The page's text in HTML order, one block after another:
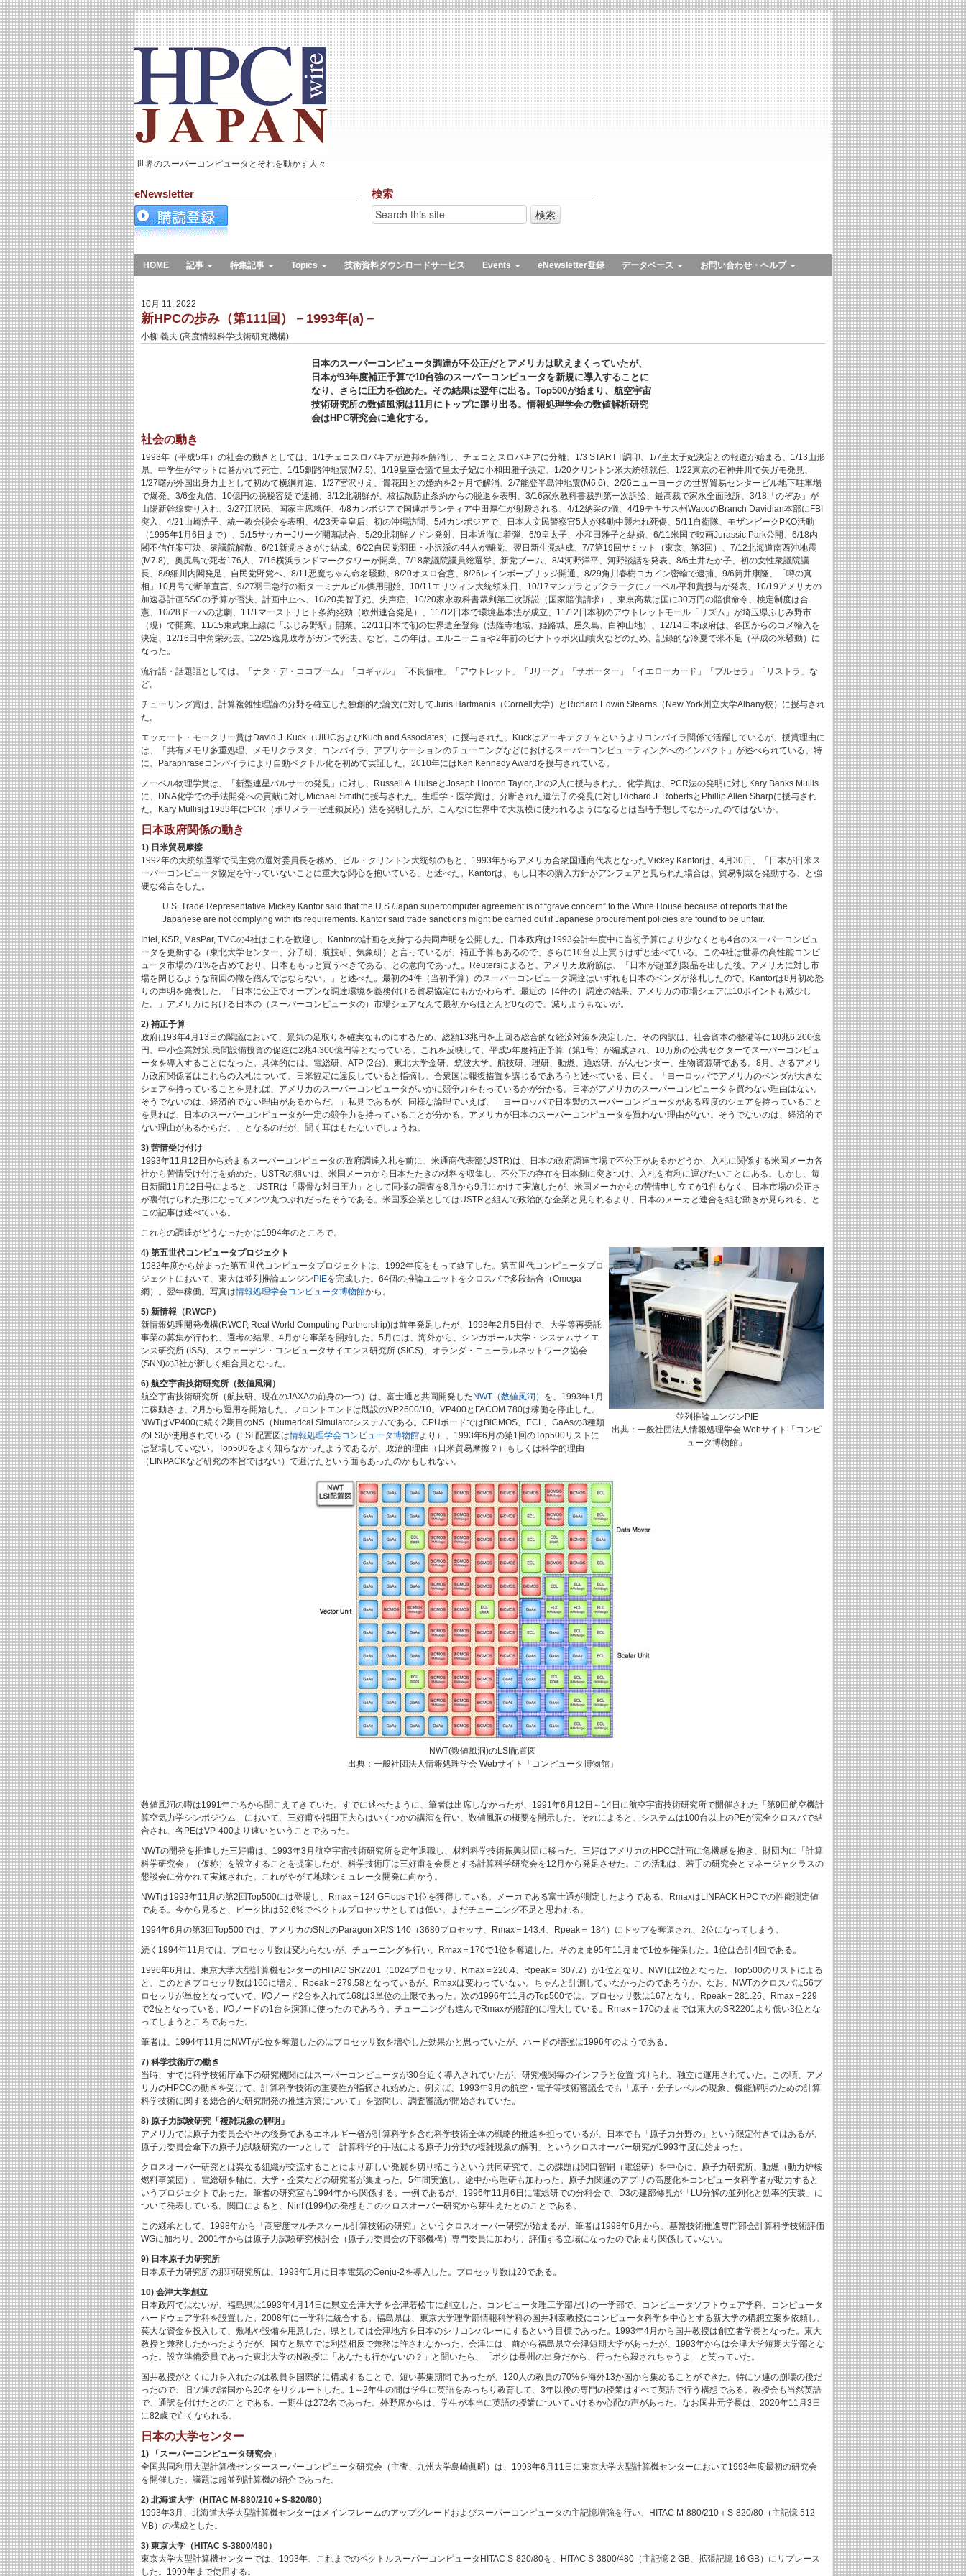
世界のスーパーコンピュータとそれを動かす人々
eNewsletter 検索
HOME 記事 特集記事 Topics 技術資料ダウンロードサービス Events eNewsletter登録 データベース お問い合わせ・ヘルプ
10月 11, 2022
新HPCの歩み（第111回）－1993年(a)－
小柳 義夫 (高度情報科学技術研究機構)
日本のスーパーコンピュータ調達が不公正だとアメリカは吠えまくっていたが、
日本が93年度補正予算で10台強のスーパーコンピュータを新規に導入することに
なり、さらに圧力を強めた。その結果は翌年に出る。Top500が始まり、航空宇宙
技術研究所の数値風洞は11月にトップに躍り出る。情報処理学会の数値解析研究
会はHPC研究会に進化する。
社会の動き
1993年（平成5年）の社会の動きとしては、1/1チェコスロバキアが連邦を解消し、チェコとスロバキアに分離、1/3 START II調印、1/7皇太子妃決定との報道が始まる、1/13山形
県、中学生がマットに巻かれて死亡、1/15釧路沖地震(M7.5)、1/19皇室会議で皇太子妃に小和田雅子決定、1/20クリントン米大統領就任、1/22東京の石神井川で矢ガモ発見、
1/27曙が外国出身力士として初めて横綱昇進、1/27宮沢りえ、貴花田との婚約を2ヶ月で解消、2/7能登半島沖地震(M6.6)、2/26ニューヨークの世界貿易センタービル地下駐車場
で爆発、3/6金丸信、10億円の脱税容疑で逮捕、3/12北朝鮮が、核拡散防止条約からの脱退を表明、3/16家永教科書裁判第一次訴訟、最高裁で家永全面敗訴、3/18「のぞみ」が
山陽新幹線乗り入れ、3/27江沢民、国家主席就任、4/8カンボジアで国連ボランティア中田厚仁が射殺される、4/12納采の儀、4/19テキサス州WacoのBranch Davidian本部にFBI
突入、4/21山崎浩子、統一教会脱会を表明、4/23天皇皇后、初の沖縄訪問、5/4カンポジアで、日本人文民警察官5人が移動中襲われ死傷、5/11自衛隊、モザンビークPKO活動
（1995年1月6日まで）、5/15サッカーJリーグ開幕試合、5/29北朝鮮ノドン発射、日本近海に着弾、6/9皇太子、小和田雅子と結婚、6/11米国で映画Jurassic Park公開、6/18内
閣不信任案可決、衆議院解散、6/21新党さきがけ結成、6/22自民党羽田・小沢派の44人が離党、翌日新生党結成、7/7第19回サミット（東京、第3回）、7/12北海道南西沖地震
(M7.8)、奥尻島で死者176人、7/16横浜ランドマークタワーが開業、7/18衆議院議員総選挙、新党ブーム、8/4河野洋平、河野談話を発表、8/6土井たか子、初の女性衆議院議
長、8/9細川内閣発足、自民党野党へ、8/11悪魔ちゃん命名騒動、8/20オスロ合意、8/26レインボーブリッジ開通、8/29角川春樹コカイン密輸で逮捕、9/6筒井康隆、「噂の真
相」10月号で断筆宣言、9/27羽田急行の新ターミナルビル供用開始、10/11エリツィン大統領来日、10/17マンデラとデクラークにノーベル平和賞授与が発表、10/19アメリカの
加速器計画SSCの予算が否決、計画中止へ、10/20美智子妃、失声症、10/20家永教科書裁判第三次訴訟（国家賠償請求）、東京高裁は国に30万円の賠償命令、検定制度は合
憲、10/28ドーハの悲劇、11/1マーストリヒト条約発効（欧州連合発足）、11/12日本で環境基本法が成立、11/12日本初のアウトレットモール「リズム」が埼玉県ふじみ野市
（現）で開業、11/15東武東上線に「ふじみ野駅」開業、12/11日本で初の世界遺産登録（法隆寺地域、姫路城、屋久島、白神山地）、12/14日本政府は、各国からのコメ輸入を
決定、12/16田中角栄死去、12/25逸見政孝がガンで死去、など。この年は、エルニーニョや2年前のピナトゥボ火山噴火などのため、記録的な冷夏で米不足（平成の米騒動）に
なった。
流行語・話題語としては、「ナタ・デ・ココブーム」「コギャル」「不良債権」「アウトレット」「Jリーグ」「サポーター」「イエローカード」「ブルセラ」「リストラ」な
ど。
チューリング賞は、計算複雑性理論の分野を確立した独創的な論文に対してJuris Hartmanis（Cornell大学）とRichard Edwin Stearns（New York州立大学Albany校）に授与され
た。
エッカート・モークリー賞はDavid J. Kuck（UIUCおよびKuch and Associates）に授与された。Kuckはアーキテクチャというよりコンパイラ関係で活躍しているが、授賞理由に
は、「共有メモリ多重処理、メモリクラスタ、コンパイラ、アプリケーションのチューニングなどにおけるスーパーコンピューティングへのインパクト」が述べられている。特
に、Paraphraseコンパイラにより自動ベクトル化を初めて実証した。2010年にはKen Kennedy Awardを授与されている。
ノーベル物理学賞は、「新型連星パルサーの発見」に対し、Russell A. HulseとJoseph Hooton Taylor, Jr.の2人に授与された。化学賞は、PCR法の発明に対しKary Banks Mullis
に、DNA化学での手法開発への貢献に対しMichael Smithに授与された。生理学・医学賞は、分断された遺伝子の発見に対しRichard J. RobertsとPhillip Allen Sharpに授与され
た。Kary Mullisは1983年にPCR（ポリメラーゼ連鎖反応）法を発明したが、こんなに世界中で大規模に使われるようになるとは当時予想してなかったのではないか。
日本政府関係の動き
1) 日米貿易摩擦
1992年の大統領選挙で民主党の選対委員長を務め、ビル・クリントン大統領のもと、1993年からアメリカ合衆国通商代表となったMickey Kantorは、4月30日、「日本が日米ス
ーパーコンピュータ協定を守っていないことに重大な関心を抱いている」と述べた。Kantorは、もし日本の購入方針がアンフェアと見られた場合は、貿易制裁を発動する、と強
硬な発言をした。
U.S. Trade Representative Mickey Kantor said that the U.S./Japan supercomputer agreement is of “grave concern” to the White House because of reports that the
Japanese are not complying with its requirements. Kantor said trade sanctions might be carried out if Japanese procurement policies are found to be unfair.
Intel, KSR, MasPar, TMCの4社はこれを歓迎し、Kantorの計画を支持する共同声明を公開した。日本政府は1993会計年度中に当初予算により少なくとも4台のスーパーコンピュ
ータを更新する（東北大学センター、分子研、航技研、気象研）と言っているが、補正予算もあるので、さらに10台以上買うはずと述べている。この4社は世界の高性能コンピ
ュータ市場の71%を占めており、日本ももっと買うべきである、との意向であった。Reutersによると、アメリカ政府筋は、「日本が超並列製品を出した後、アメリカに対し市
場を閉じるような前回の轍を踏んではならない。」と述べた。最初の4件（当初予算）のスーパーコンピュータ調達はいずれも日本のベンダが落札したので、Kantorは8月初め怒
りの声明を発表した。「日本に公正でオープンな調達環境を義務付ける貿易協定にもかかわらず、最近の［4件の］調達の結果、アメリカの市場シェアは10ポイントも減少し
た。」アメリカにおける日本の（スーパーコンピュータの）市場シェアなんて最初からほとんど0なので、減りようもないが。
2) 補正予算
政府は93年4月13日の閣議において、景気の足取りを確実なものにするため、総額13兆円を上回る総合的な経済対策を決定した。その内訳は、社会資本の整備等に10兆6,200億
円、中小企業対策,民間設備投資の促進に2兆4,300億円等となっている。これを反映して、平成5年度補正予算（第1号）が編成され、10カ所の公共セクターでスーパーコンピュ
ータを導入することになった。具体的には、電総研、ATP (2台)、東北大学金研、筑波大学、航技研、理研、動燃、通総研、がんセンター、生物資源研である。8月、さるアメリ
カ政府関係者はこれらの入札について、日米協定に違反していると指摘し、合衆国は報復措置を講じるであろうと述べている。曰く、「ヨーロッパでアメリカのベンダが大きな
シェアを持っていることを見れば、アメリカのスーパーコンピュータがいかに競争力をもっているかが分かる。日本がアメリカのスーパーコンピュータを買わない理由はない。
そうでないのは、経済的でない理由があるからだ。」私見であるが、同様な論理でいえば、「ヨーロッパで日本製のスーパーコンピュータがある程度のシェアを持っていること
を見れば、日本のスーパーコンピュータが一定の競争力を持っていることが分かる。アメリカが日本のスーパーコンピュータを買わない理由がない。そうでないのは、経済的で
ない理由があるからだ。」となるのだが、聞く耳はもたないでしょうね。
3) 苦情受け付け
1993年11月12日から始まるスーパーコンピュータの政府調達入札を前に、米通商代表部(USTR)は、日本の政府調達市場で不公正があるかどうか、入札に関係する米国メーカ各
社から苦情受け付けを始めた。USTRの狙いは、米国メーカから日本たたきの材料を収集し、不公正の存在を日本側に突きつけ、入札を有利に運びたいことにある。しかし、毎
日新聞11月12日号によると、USTRは「露骨な対日圧力」として同様の調査を8月から9月にかけて実施したが、米国メーカからの苦情申し立てが1件もなく、日本市場の公正さ
が裏付けられた形になってメンツ丸つぶれだったそうである。米国系企業としてはUSTRと組んで政治的な企業と見られるより、日本のメーカと連合を組む動きが見られる、と
この記事は述べている。
これらの調達がどうなったかは1994年のところで。
並列推論エンジンPIE
出典：一般社団法人情報処理学会 Webサイト「コンピ
ュータ博物館」
4) 第五世代コンピュータプロジェクト
1982年度から始まった第五世代コンピュータプロジェクトは、1992年度をもって終了した。第五世代コンピュータプロ
ジェクトにおいて、東大は並列推論エンジン PIEを完成した。64個の推論ユニットをクロスバで多段結合（Omega
網）。翌年稼働。写真は情報処理学会コンピュータ博物館から。
5) 新情報（RWCP）
新情報処理開発機構(RWCP, Real World Computing Partnership)は前年発足したが、1993年2月5日付で、大学等再委託
事業の募集が行われ、選考の結果、4月から事業を開始した。5月には、海外から、シンガポール大学・システムサイエ
ンス研究所 (ISS)、スウェーデン・コンピュータサイエンス研究所 (SICS)、オランダ・ニューラルネットワーク協会
(SNN)の3社が新しく組合員となった。
6) 航空宇宙技術研究所（数値風洞）
航空宇宙技術研究所（航技研、現在のJAXAの前身の一つ）は、富士通と共同開発した NWT（数値風洞） を、1993年1月
に稼動させ、2月から運用を開始した。フロントエンドは既設のVP2600/10。VP400とFACOM 780は稼働を停止した。
NWTはVP400に続く2期目のNS（Numerical Simulatorシステムである。CPUボードではBiCMOS、ECL、GaAsの3種類
のLSIが使用されている（LSI 配置図は情報処理学会コンピュータ博物館より）。1993年6月の第1回のTop500リストに
は登場していない。Top500をよく知らなかったようであるが、政治的理由（日米貿易摩擦？）もしくは科学的理由
（LINPACKなど研究の本旨ではない）で避けたという面もあったのかもしれない。
NWT(数値風洞)のLSI配置図
出典：一般社団法人情報処理学会 Webサイト「コンピュータ博物館」
数値風洞の噂は1991年ごろから聞こえてきていた。すでに述べたように、筆者は出席しなかったが、1991年6月12日～14日に航空宇宙技術研究所で開催された「第9回航空機計
算空気力学シンポジウム」において、三好甫や福田正大らはいくつかの講演を行い、数値風洞の概要を開示した。それによると、システムは100台以上のPEが完全クロスバで結
合され、各PEはVP-400より速いということであった。
NWTの開発を推進した三好甫は、1993年3月航空宇宙技術研究所を定年退職し、材料科学技術振興財団に移った。三好はアメリカのHPCC計画に危機感を抱き、財団内に「計算
科学研究会」（仮称）を設立することを提案したが、科学技術庁は三好甫を会長とする計算科学研究会を12月から発足させた。この活動は、若手の研究会とマネージャクラスの
懇談会に分かれて実施された。これがやがて地球シミュレータ開発に向かう。
NWTは1993年11月の第2回Top500には登場し、Rmax＝124 GFlopsで1位を獲得している。メーカである富士通が測定したようである。RmaxはLINPACK HPCでの性能測定値
である。今から見ると、ピーク比は52.6%でベクトルプロセッサとしては低い。まだチューニング不足と思われる。
1994年6月の第3回Top500では、アメリカのSNLのParagon XP/S 140（3680プロセッサ、Rmax＝143.4、Rpeak＝ 184）にトップを奪還され、2位になってしまう。
続く1994年11月では、プロセッサ数は変わらないが、チューニングを行い、Rmax＝170で1位を奪還した。そのまま95年11月まで1位を確保した。1位は合計4回である。
1996年6月は、東京大学大型計算機センターのHITAC SR2201（1024プロセッサ、Rmax＝220.4、Rpeak＝ 307.2）が1位となり、NWTは2位となった。Top500のリストによる
と、このときプロセッサ数は166に増え、Rpeak＝279.58となっているが、Rmaxは変わっていない。ちゃんと計測していなかったのであろうか。なお、NWTのクロスバは56プ
ロセッサが単位となっていて、I/Oノード2台を入れて168は3単位の上限であった。次の1996年11月のTop500では、プロセッサ数は167となり、Rpeak＝281.26、Rmax＝229
で2位となっている。I/Oノードの1台を演算に使ったのであろう。チューニングも進んでRmaxが飛躍的に増大している。Rmax＝170のままでは東大のSR2201より低い3位とな
ってしまうところであった。
筆者は、1994年11月にNWTが1位を奪還したのはプロセッサ数を増やした効果かと思っていたが、ハードの増強は1996年のようである。
7) 科学技術庁の動き
当時、すでに科学技術庁傘下の研究機関にはスーパーコンピュータが30台近く導入されていたが、研究機関毎のインフラと位置づけられ、独立に運用されていた。この頃、アメ
リカのHPCCの動きを受けて、計算科学技術の重要性が指摘され始めた。例えば、1993年9月の航空・電子等技術審議会でも「原子・分子レベルの現象、機能解明のための計算
科学技術に関する総合的な研究開発の推進方策について」を諮問し、調査審議が開始されていた。
8) 原子力試験研究「複雑現象の解明」
アメリカでは原子力委員会やその後身であるエネルギー省が計算科学を含む科学技術全体の戦略的推進を担っているが、日本でも「原子力分野の」という限定付きではあるが、
原子力委員会傘下の原子力試験研究の一つとして「計算科学的手法による原子力分野の複雑現象の解明」というクロスオーバー研究が1993年度に始まった。
クロスオーバー研究とは異なる組織が交流することにより新しい発展を切り拓こうという共同研究で、この課題は関口智嗣（電総研）を中心に、原子力研究所、動燃（動力炉核
燃料事業団）、電総研を軸に、大学・企業などの研究者が集まった。5年間実施し、途中から理研も加わった。原子力関連のアプリの高度化をコンピュータ科学者が助力すると
いうプロジェクトであった。筆者の研究室も1994年から関係する。一例であるが、1996年11月6日に電総研での分科会で、D3の建部修見が「LU分解の並列化と効率的実装」に
ついて発表している。関口によると、Ninf (1994)の発想もこのクロスオーバー研究から芽生えたとのことである。
この継承として、1998年から「高密度マルチスケール計算技術の研究」というクロスオーバー研究が始まるが、筆者は1998年6月から、基盤技術推進専門部会計算科学技術評価
WGに加わり、2001年からは原子力試験研究検討会（原子力委員会の下部機構）専門委員に加わり、評価する立場になったのであまり関係していない。
9) 日本原子力研究所
日本原子力研究所の那珂研究所は、1993年1月に日本電気のCenju-2を導入した。プロセッサ数は20である。
10) 会津大学創立
日本政府ではないが、福島県は1993年4月14日に県立会津大学を会津若松市に創立した。コンピュータ理工学部だけの一学部で、コンピュータソフトウェア学科、コンピュータ
ハードウェア学科を設置した。2008年に一学科に統合する。福島県は、東京大学理学部情報科学科の国井利泰教授にコンピュータ科学を中心とする新大学の構想立案を依頼し、
莫大な資金を投入して、敷地や設備を用意した。県としては会津地方を日本のシリコンバレーにするという目標であった。1993年4月から国井教授は創立者学長となった。東大
教授と兼務したかったようだが、国立と県立では利益相反で兼務は許されなかった。会津には、前から福島県立会津短期大学があったが、1993年からは会津大学短期大学部とな
った。設立準備委員であった東北大学のN教授に「あなたも行かないの？」と聞いたら、「ボクは長州の出身だから、行ったら殺されちゃうよ」と笑っていた。
国井教授がとくに力を入れたのは教員を国際的に構成することで、短い募集期間であったが、120人の教員の70%を海外13か国から集めることができた。特にソ連の崩壊の後だ
ったので、旧ソ連の諸国から20名をリクルートした。1～2年生の間は学生に英語をみっちり教育して、3年以後の専門の授業はすべて英語で行う構想である。教授会も当然英語
で、通訳を付けたとのことである。一期生は272名であった。外野席からは、学生が本当に英語の授業についていけるか心配の声があった。なお国井元学長は、2020年11月3日
に82歳で亡くなられる。
日本の大学センター
1) 「スーパーコンピュータ研究会」
全国共同利用大型計算機センタースーパーコンピュータ研究会（主査、九州大学島崎眞昭）は、1993年6月11日に東京大学大型計算機センターにおいて1993年度最初の研究会
を開催した。議題は超並列計算機の紹介であった。
2) 北海道大学（HITAC M-880/210＋S-820/80）
1993年3月、北海道大学大型計算機センターはメインフレームのアップグレードおよびスーパーコンピュータの主記憶増強を行い、HITAC M-880/210＋S-820/80（主記憶 512
MB）の構成とした。
3) 東京大学（HITAC S-3800/480）
東京大学大型計算機センターでは、1993年、これまでのベクトルスーパーコンピュータHITAC S-820/80を、HITAC S-3800/480（主記憶 2 GB、拡張記憶 16 GB）にリプレース
した。1999年まで使用する。